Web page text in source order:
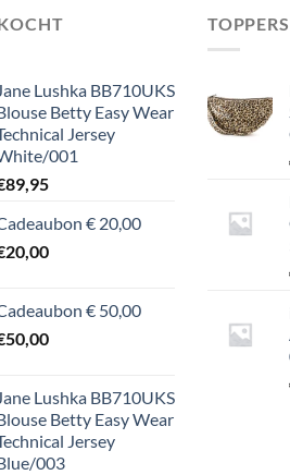
Lushka BB710UKS
Betty Easy Wear
Jersey
001
89,95
€ 20,00
20,00
€ 50,00
50,00
Lushka BB710UKS
Betty Easy Wear
Jersey
003
TOPPERS